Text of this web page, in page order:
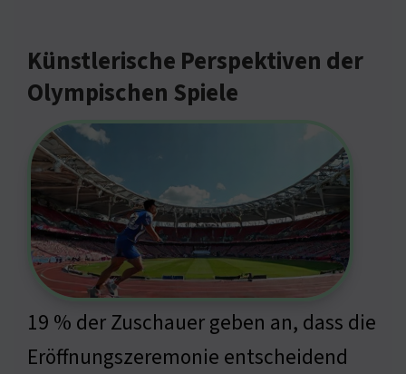
Künstlerische Perspektiven der
Olympischen Spiele
19 % der Zuschauer geben an, dass die
Eröffnungszeremonie entscheidend